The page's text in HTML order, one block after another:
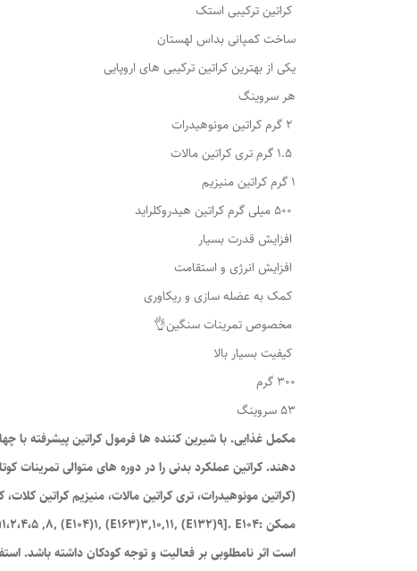
کراتین ترکیبی استک
ساخت کمپانی بداس لهستان
یکی از بهترین کراتین ترکیبی های اروپایی
هر سروینگ
1 گرم کراتین منیزیم
افزایش قدرت بسیار
افزایش انرژی و استقامت
کمک به عضله سازی و ریکاوری
مخصوص تمرینات سنگین👌
کیفیت بسیار بالا
300 گرم
53 سروینگ